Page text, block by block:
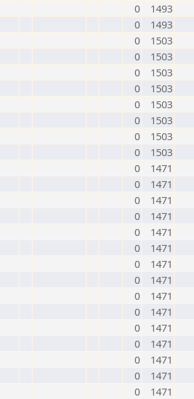
0
1493
0
1493
0
1503
0
1503
0
1503
0
1503
0
1503
0
1503
0
1503
0
1503
0
1471
0
1471
0
1471
0
1471
0
1471
0
1471
0
1471
0
1471
0
1471
0
1471
0
1471
0
1471
0
1471
0
1471
0
1471